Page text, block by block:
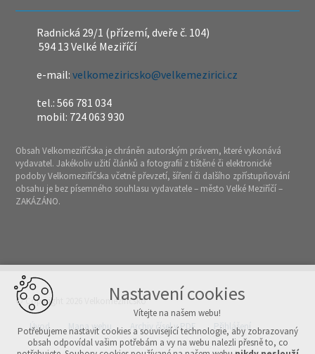
Radnická 29/1 (přízemí, dveře č. 104)
594 13 Velké Meziříčí
e-mail:velkomeziricsko@velkemezirici.cz
tel.: 566 781 034
mobil: 724 063 930
Obsah Velkomeziříčska je chráněn autorským právem, které vykonává
vydavatel. Jakékoliv užití článků a fotografií z tištěné či elektronické
podoby Velkomeziříčska včetně převzetí, šíření či dalšího zpřístupňování
obsahu je bez písemného souhlasu vydavatele – město Velké Meziříčí –
ZAKÁZÁNO.
© Copyright 2026 Velkomeziříčsko
Úvod Mapa webu Archiv čísel v PDF Přihlášení
Nastavení cookies
Vítejte na našem webu!
Potřebujeme nastavit cookies a související technologie, aby zobrazovaný
obsah odpovídal vašim potřebám a vy na webu nalezli přesně to, co